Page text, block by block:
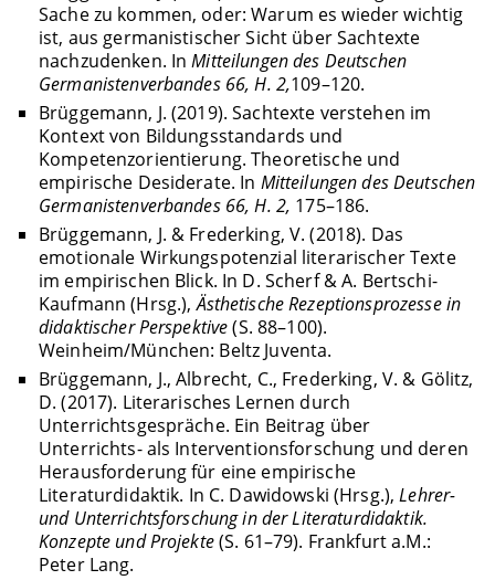
Sache zu kommen, oder: Warum es wieder wichtig
ist, aus germanistischer Sicht über Sachtexte
nachzudenken. InMitteilungen des Deutschen
Germanistenverbandes 66, H. 2,109–120.
Brüggemann, J. (2019). Sachtexte verstehen im
Kontext von Bildungsstandards und
Kompetenzorientierung. Theoretische und
empirische Desiderate. In Mitteilungen des Deutschen
Germanistenverbandes 66, H. 2, 175–186.
Brüggemann, J. & Frederking, V. (2018). Das
emotionale Wirkungspotenzial literarischer Texte
im empirischen Blick. In D. Scherf & A. Bertschi-
Kaufmann (Hrsg.),Ästhetische Rezeptionsprozesse in
didaktischer Perspektive(S. 88–100).
Weinheim/München: Beltz Juventa.
Brüggemann, J., Albrecht, C., Frederking, V. & Gölitz,
D. (2017). Literarisches Lernen durch
Unterrichtsgespräche. Ein Beitrag über
Unterrichts- als Interventionsforschung und deren
Herausforderung für eine empirische
Literaturdidaktik. In C. Dawidowski (Hrsg.),Lehrer-
und Unterrichtsforschung in der Literaturdidaktik.
Konzepte und Projekte(S. 61–79). Frankfurt a.M.:
Peter Lang.